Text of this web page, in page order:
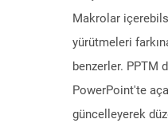
Makrolar
yürütmeleri
benzerler. PPTM
PowerPoint'te
güncelleyerek